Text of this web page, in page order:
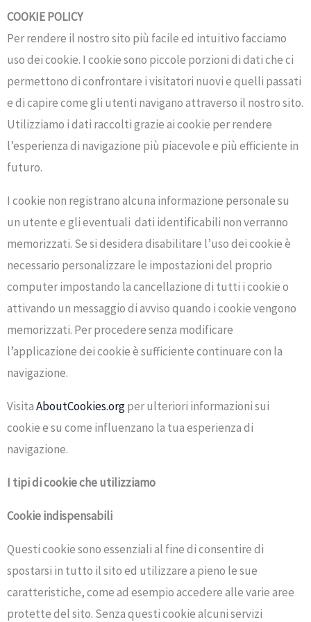
COOKIE POLICY
Per rendere il nostro sito più facile ed intuitivo facciamo
uso dei cookie. I cookie sono piccole porzioni di dati che ci
permettono di confrontare i visitatori nuovi e quelli passati
e di capire come gli utenti navigano attraverso il nostro sito.
Utilizziamo i dati raccolti grazie ai cookie per rendere
l’esperienza di navigazione più piacevole e più efficiente in
futuro.
I cookie non registrano alcuna informazione personale su
un utente e gli eventuali dati identificabili non verranno
memorizzati. Se si desidera disabilitare l’uso dei cookie è
necessario personalizzare le impostazioni del proprio
computer impostando la cancellazione di tutti i cookie o
attivando un messaggio di avviso quando i cookie vengono
memorizzati. Per procedere senza modificare
l’applicazione dei cookie è sufficiente continuare con la
navigazione.
VisitaAboutCookies.orgper ulteriori informazioni sui
cookie e su come influenzano la tua esperienza di
navigazione.
I tipi di cookie che utilizziamo
Cookie indispensabili
Questi cookie sono essenziali al fine di consentire di
spostarsi in tutto il sito ed utilizzare a pieno le sue
caratteristiche, come ad esempio accedere alle varie aree
protette del sito. Senza questi cookie alcuni servizi